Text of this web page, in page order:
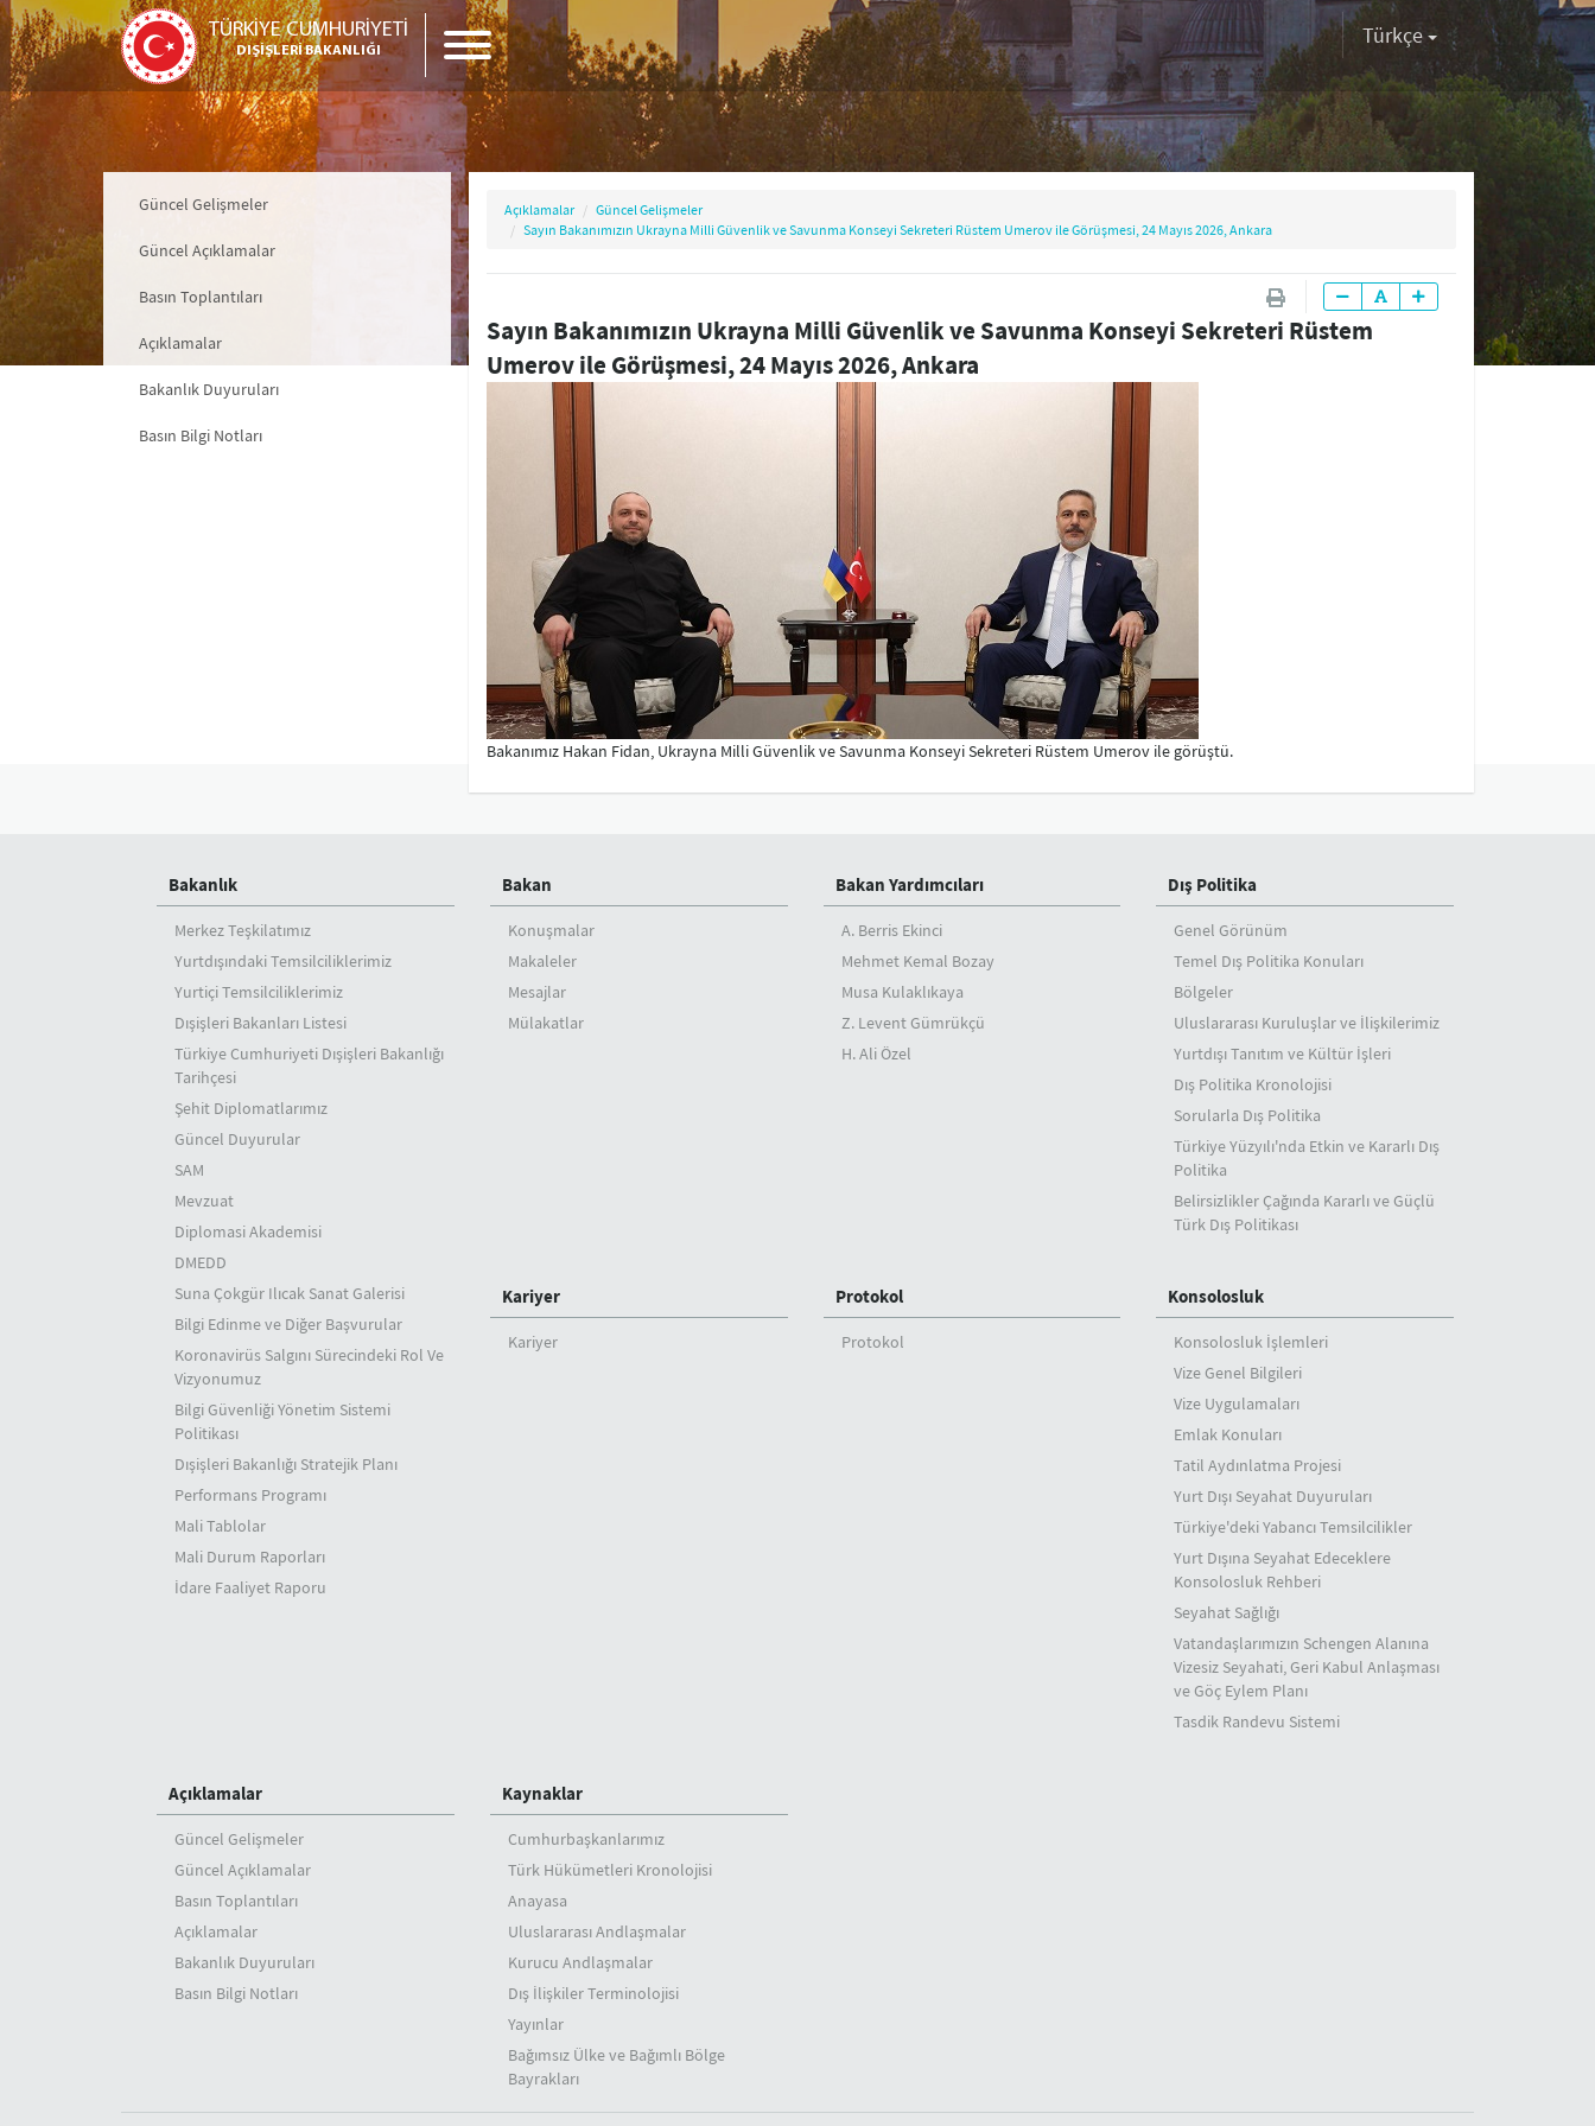
TÜRKİYE CUMHURİYETİ
DIŞİŞLERİ BAKANLIĞI
Türkçe
Güncel Gelişmeler
Güncel Açıklamalar
Basın Toplantıları
Açıklamalar
Bakanlık Duyuruları
Basın Bilgi Notları
Açıklamalar
Güncel Gelişmeler
Sayın Bakanımızın Ukrayna Milli Güvenlik ve Savunma Konseyi Sekreteri Rüstem Umerov ile Görüşmesi, 24 Mayıs 2026, Ankara
Sayın Bakanımızın Ukrayna Milli Güvenlik ve Savunma Konseyi Sekreteri Rüstem
Umerov ile Görüşmesi, 24 Mayıs 2026, Ankara
Bakanımız Hakan Fidan, Ukrayna Milli Güvenlik ve Savunma Konseyi Sekreteri Rüstem Umerov ile görüştü.
Bakanlık
Merkez Teşkilatımız
Yurtdışındaki Temsilciliklerimiz
Yurtiçi Temsilciliklerimiz
Dışişleri Bakanları Listesi
Türkiye Cumhuriyeti Dışişleri Bakanlığı
Tarihçesi
Şehit Diplomatlarımız
Güncel Duyurular
SAM
Mevzuat
Diplomasi Akademisi
DMEDD
Suna Çokgür Ilıcak Sanat Galerisi
Bilgi Edinme ve Diğer Başvurular
Koronavirüs Salgını Sürecindeki Rol Ve
Vizyonumuz
Bilgi Güvenliği Yönetim Sistemi
Politikası
Dışişleri Bakanlığı Stratejik Planı
Performans Programı
Mali Tablolar
Mali Durum Raporları
İdare Faaliyet Raporu
Bakan
Konuşmalar
Makaleler
Mesajlar
Mülakatlar
Bakan Yardımcıları
A. Berris Ekinci
Mehmet Kemal Bozay
Musa Kulaklıkaya
Z. Levent Gümrükçü
H. Ali Özel
Dış Politika
Genel Görünüm
Temel Dış Politika Konuları
Bölgeler
Uluslararası Kuruluşlar ve İlişkilerimiz
Yurtdışı Tanıtım ve Kültür İşleri
Dış Politika Kronolojisi
Sorularla Dış Politika
Türkiye Yüzyılı'nda Etkin ve Kararlı Dış
Politika
Belirsizlikler Çağında Kararlı ve Güçlü
Türk Dış Politikası
Kariyer
Kariyer
Protokol
Protokol
Konsolosluk
Konsolosluk İşlemleri
Vize Genel Bilgileri
Vize Uygulamaları
Emlak Konuları
Tatil Aydınlatma Projesi
Yurt Dışı Seyahat Duyuruları
Türkiye'deki Yabancı Temsilcilikler
Yurt Dışına Seyahat Edeceklere
Konsolosluk Rehberi
Seyahat Sağlığı
Vatandaşlarımızın Schengen Alanına
Vizesiz Seyahati, Geri Kabul Anlaşması
ve Göç Eylem Planı
Tasdik Randevu Sistemi
Açıklamalar
Güncel Gelişmeler
Güncel Açıklamalar
Basın Toplantıları
Açıklamalar
Bakanlık Duyuruları
Basın Bilgi Notları
Kaynaklar
Cumhurbaşkanlarımız
Türk Hükümetleri Kronolojisi
Anayasa
Uluslararası Andlaşmalar
Kurucu Andlaşmalar
Dış İlişkiler Terminolojisi
Yayınlar
Bağımsız Ülke ve Bağımlı Bölge
Bayrakları